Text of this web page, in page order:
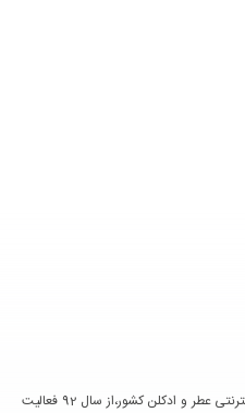
تکین مد یکی از بزرگ‌ترین فروشگاه‌های اینترنتی عطر و ادکلن کشور،از سال 92 فعالیت